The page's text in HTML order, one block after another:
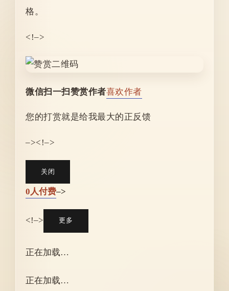
格。
<!–>
微信扫一扫赞赏作者喜欢作者
您的打赏就是给我最大的正反馈
–><!–>
关闭
0人付费–>
<!–> 更多
正在加载…
正在加载…